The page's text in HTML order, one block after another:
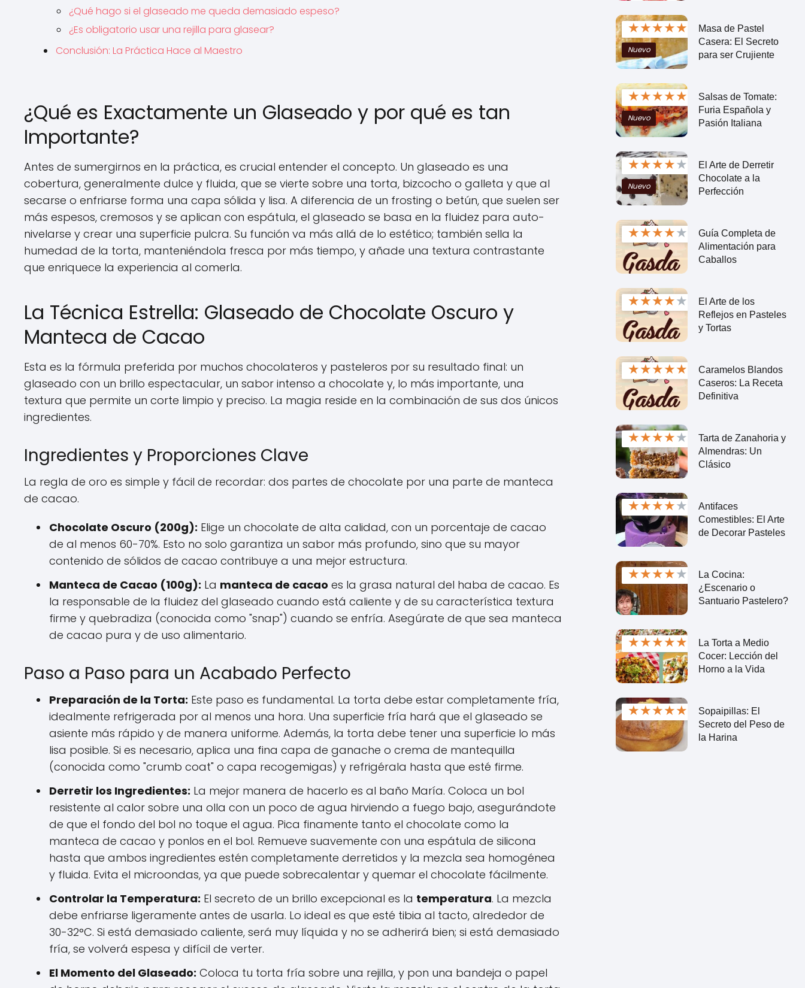
¿Qué hago si el glaseado me queda demasiado espeso?
¿Es obligatorio usar una rejilla para glasear?
Conclusión: La Práctica Hace al Maestro
¿Qué es Exactamente un Glaseado y por qué es tan
Importante?
Antes de sumergirnos en la práctica, es crucial entender el concepto. Un glaseado es una
cobertura, generalmente dulce y fluida, que se vierte sobre una torta, bizcocho o galleta y que al
secarse o enfriarse forma una capa sólida y lisa. A diferencia de un frosting o betún, que suelen ser
más espesos, cremosos y se aplican con espátula, el glaseado se basa en la fluidez para auto-
nivelarse y crear una superficie pulcra. Su función va más allá de lo estético; también sella la
humedad de la torta, manteniéndola fresca por más tiempo, y añade una textura contrastante
que enriquece la experiencia al comerla.
La Técnica Estrella: Glaseado de Chocolate Oscuro y
Manteca de Cacao
Esta es la fórmula preferida por muchos chocolateros y pasteleros por su resultado final: un
glaseado con un brillo espectacular, un sabor intenso a chocolate y, lo más importante, una
textura que permite un corte limpio y preciso. La magia reside en la combinación de sus dos únicos
ingredientes.
Ingredientes y Proporciones Clave
La regla de oro es simple y fácil de recordar: dos partes de chocolate por una parte de manteca
de cacao.
Chocolate Oscuro (200g): Elige un chocolate de alta calidad, con un porcentaje de cacao
de al menos 60-70%. Esto no solo garantiza un sabor más profundo, sino que su mayor
contenido de sólidos de cacao contribuye a una mejor estructura.
Manteca de Cacao (100g): La manteca de cacao es la grasa natural del haba de cacao. Es
la responsable de la fluidez del glaseado cuando está caliente y de su característica textura
firme y quebradiza (conocida como "snap") cuando se enfría. Asegúrate de que sea manteca
de cacao pura y de uso alimentario.
Paso a Paso para un Acabado Perfecto
Preparación de la Torta: Este paso es fundamental. La torta debe estar completamente fría,
idealmente refrigerada por al menos una hora. Una superficie fría hará que el glaseado se
asiente más rápido y de manera uniforme. Además, la torta debe tener una superficie lo más
lisa posible. Si es necesario, aplica una fina capa de ganache o crema de mantequilla
(conocida como "crumb coat" o capa recogemigas) y refrigérala hasta que esté firme.
Derretir los Ingredientes: La mejor manera de hacerlo es al baño María. Coloca un bol
resistente al calor sobre una olla con un poco de agua hirviendo a fuego bajo, asegurándote
de que el fondo del bol no toque el agua. Pica finamente tanto el chocolate como la
manteca de cacao y ponlos en el bol. Remueve suavemente con una espátula de silicona
hasta que ambos ingredientes estén completamente derretidos y la mezcla sea homogénea
y fluida. Evita el microondas, ya que puede sobrecalentar y quemar el chocolate fácilmente.
Controlar la Temperatura: El secreto de un brillo excepcional es la temperatura. La mezcla
debe enfriarse ligeramente antes de usarla. Lo ideal es que esté tibia al tacto, alrededor de
30-32°C. Si está demasiado caliente, será muy líquida y no se adherirá bien; si está demasiado
fría, se volverá espesa y difícil de verter.
El Momento del Glaseado: Coloca tu torta fría sobre una rejilla, y pon una bandeja o papel
★★★★★
Nuevo
Masa de Pastel
Casera: El Secreto
para ser Crujiente
★★★★★
Nuevo
Salsas de Tomate:
Furia Española y
Pasión Italiana
★★★★★
Nuevo
El Arte de Derretir
Chocolate a la
Perfección
★★★★★
Guía Completa de
Alimentación para
Caballos
★★★★★
El Arte de los
Reflejos en Pasteles
y Tortas
★★★★★
Caramelos Blandos
Caseros: La Receta
Definitiva
★★★★★
Tarta de Zanahoria y
Almendras: Un
Clásico
★★★★★
Antifaces
Comestibles: El Arte
de Decorar Pasteles
★★★★★
La Cocina:
¿Escenario o
Santuario Pastelero?
★★★★★
La Torta a Medio
Cocer: Lección del
Horno a la Vida
★★★★★
Sopaipillas: El
Secreto del Peso de
la Harina